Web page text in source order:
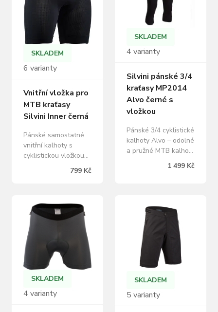
SKLADEM
6 varianty
Vnitřní vložka pro
MTB kraťasy
Silvini Inner černá
Pánské samostatné
vnitřní kalhoty s
cyklistickou vložkou
Coolmax. Materiál je
protiskluzovým
elastickým lemem. V
pase mají poutka pro
lepší uchycení kalhot.
799 Kč
SKLADEM
4 varianty
Silvini pánské 3/4
kraťasy MP2014
Alvo černé s
vložkou
Pánské 3/4 cyklistické
kalhoty Alvo – odolné
a pružné MTB kalhoty
s vložkou Coolmax
bezpečnost při jízdě.
Pánské cyklistické 3/4
kalhoty Alvo jsou
navrženy pro všechny,
kteří hledají pohodlný,
odolný a praktický
jízdu.…
1 499 Kč
SKLADEM
4 varianty
SKLADEM
5 varianty